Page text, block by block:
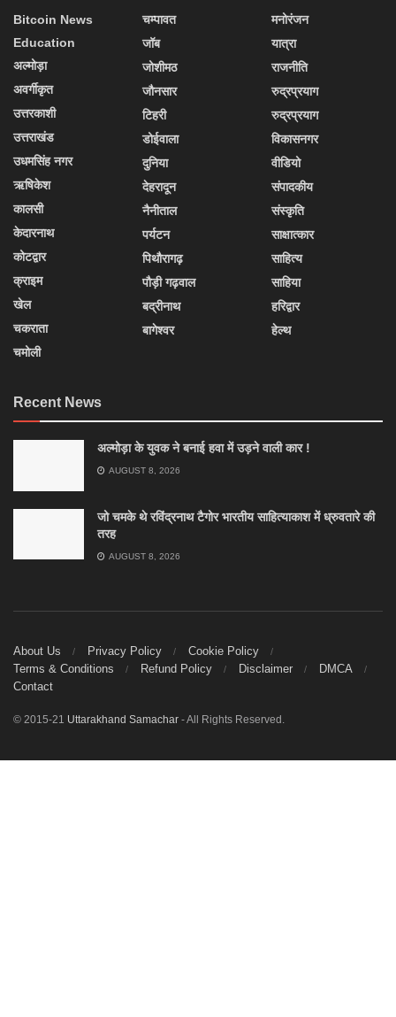
Bitcoin News
Education
अल्मोड़ा
अवर्गीकृत
उत्तरकाशी
उत्तराखंड
उधमसिंह नगर
ऋषिकेश
कालसी
केदारनाथ
कोटद्वार
क्राइम
खेल
चकराता
चमोली
चम्पावत
जॉब
जोशीमठ
जौनसार
टिहरी
डोईवाला
दुनिया
देहरादून
नैनीताल
पर्यटन
पिथौरागढ़
पौड़ी गढ़वाल
बद्रीनाथ
बागेश्वर
मनोरंजन
यात्रा
राजनीति
रुद्रप्रयाग
रुद्रप्रयाग
विकासनगर
वीडियो
संपादकीय
संस्कृति
साक्षात्कार
साहित्य
साहिया
हरिद्वार
हेल्थ
Recent News
अल्मोड़ा के युवक ने बनाई हवा में उड़ने वाली कार !
AUGUST 8, 2026
जो चमके थे रविंद्रनाथ टैगोर भारतीय साहित्याकाश में ध्रुवतारे की
तरह
AUGUST 8, 2026
About Us Privacy Policy
Cookie Policy
Terms & Conditions
Refund Policy Disclaimer
DMCA
Contact
© 2015-21 Uttarakhand Samachar - All Rights Reserved.